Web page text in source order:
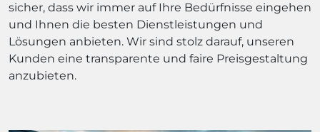
sicher, dass wir immer auf Ihre Bedürfnisse eingehen
und Ihnen die besten Dienstleistungen und
Lösungen anbieten. Wir sind stolz darauf, unseren
Kunden eine transparente und faire Preisgestaltung
anzubieten.